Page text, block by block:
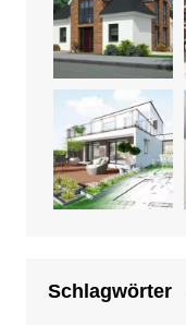
Schlagwörter